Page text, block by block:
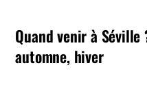
Quand venir à
automne, hiver